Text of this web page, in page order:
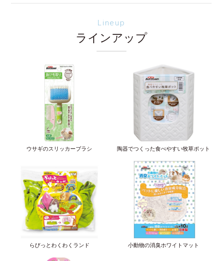
Lineup
ラインアップ
ウサギのスリッカーブラシ 陶器でつくった食べやすい牧草ポット
らびっとわくわくランド 小動物の消臭ホワイトマット